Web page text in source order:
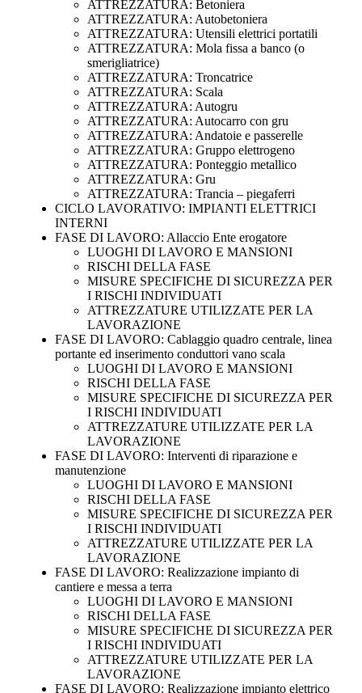
ATTREZZATURA: Betoniera
ATTREZZATURA: Autobetoniera
ATTREZZATURA: Utensili elettrici portatili
ATTREZZATURA: Mola fissa a banco (o
smerigliatrice)
ATTREZZATURA: Troncatrice
ATTREZZATURA: Scala
ATTREZZATURA: Autogru
ATTREZZATURA: Autocarro con gru
ATTREZZATURA: Andatoie e passerelle
ATTREZZATURA: Gruppo elettrogeno
ATTREZZATURA: Ponteggio metallico
ATTREZZATURA: Gru
ATTREZZATURA: Trancia – piegaferri
CICLO LAVORATIVO: IMPIANTI ELETTRICI
INTERNI
FASE DI LAVORO: Allaccio Ente erogatore
LUOGHI DI LAVORO E MANSIONI
RISCHI DELLA FASE
MISURE SPECIFICHE DI SICUREZZA PER
I RISCHI INDIVIDUATI
ATTREZZATURE UTILIZZATE PER LA
LAVORAZIONE
FASE DI LAVORO: Cablaggio quadro centrale, linea
portante ed inserimento conduttori vano scala
LUOGHI DI LAVORO E MANSIONI
RISCHI DELLA FASE
MISURE SPECIFICHE DI SICUREZZA PER
I RISCHI INDIVIDUATI
ATTREZZATURE UTILIZZATE PER LA
LAVORAZIONE
FASE DI LAVORO: Interventi di riparazione e
manutenzione
LUOGHI DI LAVORO E MANSIONI
RISCHI DELLA FASE
MISURE SPECIFICHE DI SICUREZZA PER
I RISCHI INDIVIDUATI
ATTREZZATURE UTILIZZATE PER LA
LAVORAZIONE
FASE DI LAVORO: Realizzazione impianto di
cantiere e messa a terra
LUOGHI DI LAVORO E MANSIONI
RISCHI DELLA FASE
MISURE SPECIFICHE DI SICUREZZA PER
I RISCHI INDIVIDUATI
ATTREZZATURE UTILIZZATE PER LA
LAVORAZIONE
FASE DI LAVORO: Realizzazione impianto elettrico